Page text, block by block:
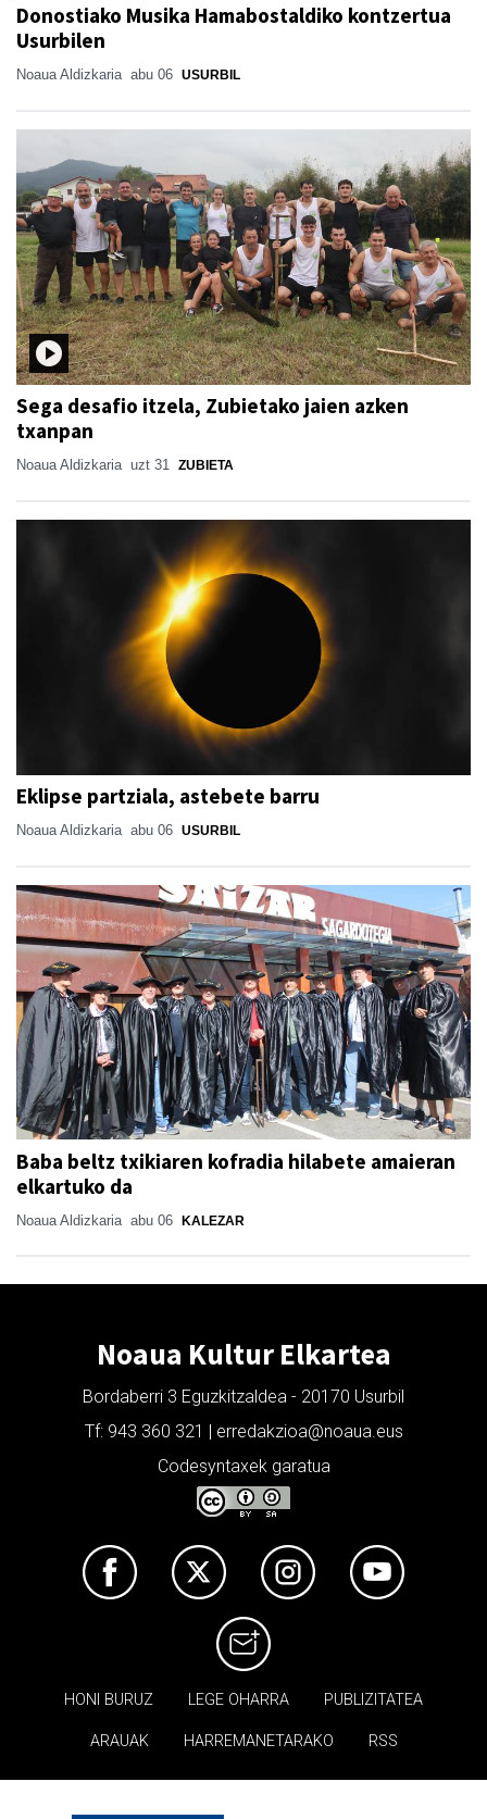
Donostiako Musika Hamabostaldiko kontzertua
Usurbilen
Noaua Aldizkaria abu 06 USURBIL
Sega desafio itzela, Zubietako jaien azken
txanpan
Noaua Aldizkaria uzt 31 ZUBIETA
Eklipse partziala, astebete barru
Noaua Aldizkaria abu 06 USURBIL
Baba beltz txikiaren kofradia hilabete amaieran
elkartuko da
Noaua Aldizkaria abu 06 KALEZAR
Noaua Kultur Elkartea
Bordaberri 3 Eguzkitzaldea - 20170 Usurbil
Tf: 943 360 321 | erredakzioa@noaua.eus
Codesyntaxek garatua
HONI BURUZ LEGE OHARRA PUBLIZITATEA
ARAUAK HARREMANETARAKO RSS